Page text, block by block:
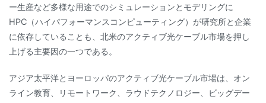
ー生産など多様な用途でのシミュレーションとモデリングに
HPC（ハイパフォーマンスコンピューティング）が研究所と企業
に依存していることも、北米のアクティブ光ケーブル市場を押し
上げる主要因の一つである。
アジア太平洋とヨーロッパのアクティブ光ケーブル市場は、オン
ライン教育、リモートワーク、ラウドテクノロジー、ビッグデー